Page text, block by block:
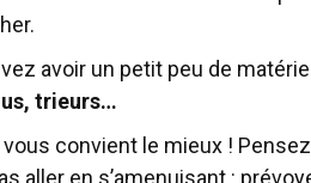
avoir un petit peu de
trieurs…
convient le mieux !